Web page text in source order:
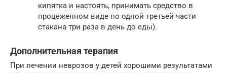
кипятка и настоять, принимать средство в
процеженном виде по одной третьей части
стакана три раза в день до еды).
Дополнительная терапия
При лечении неврозов у детей хорошими результатами